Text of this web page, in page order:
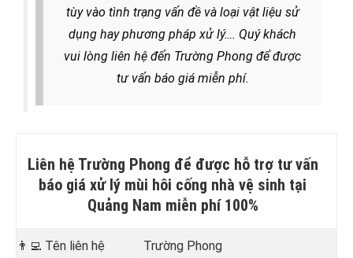
tùy vào tình trạng vấn đề và loại vật liệu sử
dụng hay phương pháp xử lý…. Quý khách
vui lòng liên hệ đến Trường Phong để được
tư vấn báo giá miễn phí.
Liên hệ Trường Phong để được hỗ trợ tư vấn
báo giá xử lý mùi hôi cống nhà vệ sinh tại
Quảng Nam miễn phí 100%
👨‍💻 Tên liên hệ Trường Phong